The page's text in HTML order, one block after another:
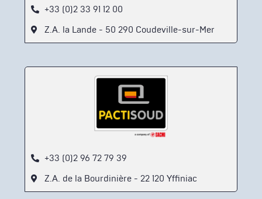
+33 (0)2 33 91 12 00
Z.A. la Lande - 50 290 Coudeville-sur-Mer
+33 (0)2 96 72 79 39
Z.A. de la Bourdinière - 22 120 Yffiniac